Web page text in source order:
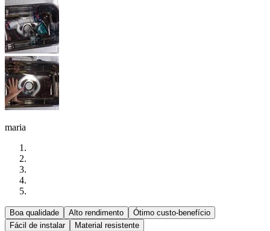
maria
Boa qualidade Alto rendimento
Ótimo custo-benefício
Fácil de instalar
Material resistente